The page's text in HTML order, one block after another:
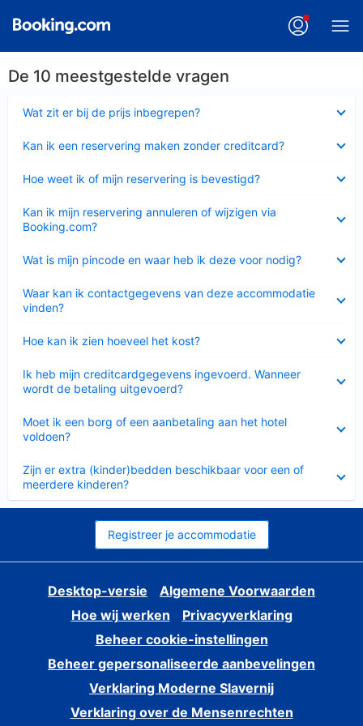
De 10 meestgestelde vragen
Wat zit er bij de prijs inbegrepen?
Kan ik een reservering maken zonder creditcard?
Hoe weet ik of mijn reservering is bevestigd?
Kan ik mijn reservering annuleren of wijzigen via
Booking.com?
Wat is mijn pincode en waar heb ik deze voor nodig?
Waar kan ik contactgegevens van deze accommodatie
vinden?
Hoe kan ik zien hoeveel het kost?
Ik heb mijn creditcardgegevens ingevoerd. Wanneer
wordt de betaling uitgevoerd?
Moet ik een borg of een aanbetaling aan het hotel
voldoen?
Zijn er extra (kinder)bedden beschikbaar voor een of
meerdere kinderen?
Registreer je accommodatie
Desktop-versie
Algemene Voorwaarden
Hoe wij werken
Privacyverklaring
Beheer cookie-instellingen
Beheer gepersonaliseerde aanbevelingen
Verklaring Moderne Slavernij
Verklaring over de Mensenrechten